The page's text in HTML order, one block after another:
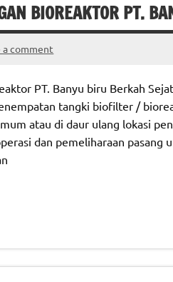
BIOREAKTOR PT.
a comment
PT. Banyu biru Berkah
tangki biofilter /
atau di daur ulang lokasi
dan pemeliharaan